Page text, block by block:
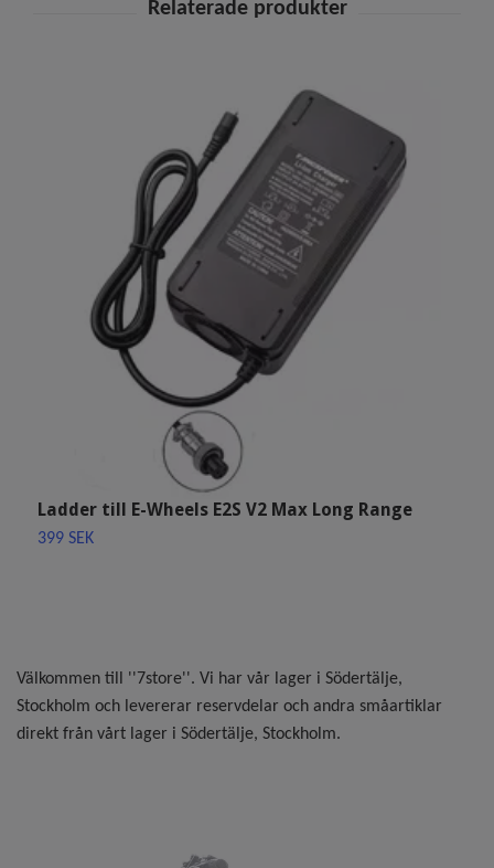
Välkommen till ''7store''. Vi har vår lager i Södertälje,
Stockholm och levererar reservdelar och andra småartiklar
direkt från vårt lager i Södertälje, Stockholm.
Ladder till E-Wheels E2S V2 Max Long Range
399 SEK